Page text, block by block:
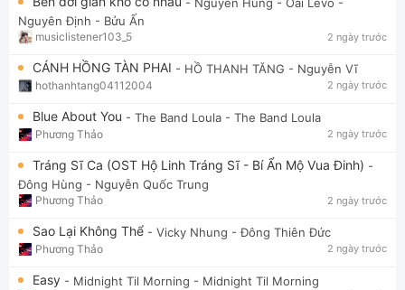
- Nguyên Hùng - Oai Levo -
Nguyên Định - Bửu Ấn
musiclistener103_5 2 ngày trước
CÁNH HỒNG TÀN PHAI - HỒ THANH TĂNG - Nguyễn Vĩ
hothanhtang04112004 2 ngày trước
Blue About You - The Band Loula - The Band Loula
Phương Thảo 2 ngày trước
Tráng Sĩ Ca (OST Hộ Linh Tráng Sĩ - Bí Ẩn Mộ Vua Đinh) -
Đông Hùng - Nguyễn Quốc Trung
Phương Thảo 2 ngày trước
Sao Lại Không Thể - Vicky Nhung - Đông Thiên Đức
Phương Thảo 2 ngày trước
Easy - Midnight Til Morning - Midnight Til Morning